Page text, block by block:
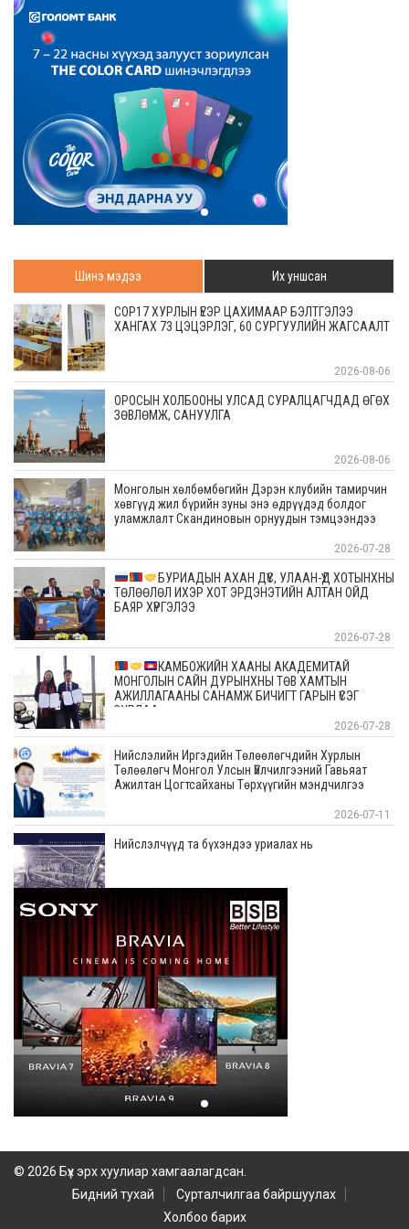
Шинэ мэдээ Их уншсан
COP17 ХУРЛЫН ҮЕЭР ЦАХИМААР БЭЛТГЭЛЭЭ
ХАНГАХ 73 ЦЭЦЭРЛЭГ, 60 СУРГУУЛИЙН ЖАГСААЛТ
2026-08-06
ОРОСЫН ХОЛБООНЫ УЛСАД СУРАЛЦАГЧДАД ӨГӨХ
ЗӨВЛӨМЖ, САНУУЛГА
2026-08-06
Монголын хөлбөмбөгийн Дэрэн клубийн тамирчин
хөвгүүд жил бүрийн зуны энэ өдрүүдэд болдог
уламжлалт Скандиновын орнуудын тэмцээндээ
2026-07-28
БУРИАДЫН АХАН ДҮҮС, УЛААН-ҮД ХОТЫНХНЫ
ТӨЛӨӨЛӨЛ ИХЭР ХОТ ЭРДЭНЭТИЙН АЛТАН ОЙД
БАЯР ХҮРГЭЛЭЭ
2026-07-28
КАМБОЖИЙН ХААНЫ АКАДЕМИТАЙ
МОНГОЛЫН САЙН ДУРЫНХНЫ ТӨВ ХАМТЫН
АЖИЛЛАГААНЫ САНАМЖ БИЧИГТ ГАРЫН ҮСЭГ
ЗУРЛАА
2026-07-28
Нийслэлийн Иргэдийн Төлөөлөгчдийн Хурлын
Төлөөлөгч Монгол Улсын Үйлчилгээний Гавьяат
Ажилтан Цогтсайханы Төрхүүгийн мэндчилгээ
2026-07-11
Нийслэлчүүд та бүхэндээ уриалах нь
Бид бүхэн хотоо цэвэрхэн байлгах, дадал суулгах
ажлуудыг жилдээ 5-6 удаа тогтмол зохион
байгуулж байна
Төв цэвэрлэх байгууламж дээр ирж байгаа
бохирдлын хэмжээг ерөөсөө ярихгүй байна
Хором бүр усаа хайрлацгаая
© 2026 Бүх эрх хуулиар хамгаалагдсан.
Бидний тухай
Сурталчилгаа байршуулах
Холбоо барих